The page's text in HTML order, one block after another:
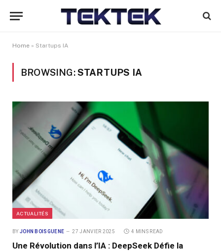
Home » Startups IA
BROWSING:STARTUPS IA
ACTUALITÉS
BY JOHN BOISGUENE 27 JANVIER 2025 4 MINS READ
Une Révolution dans l’IA : DeepSeek Défie la